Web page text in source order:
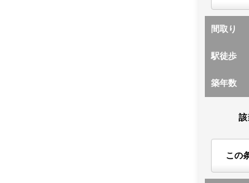
間取り
駅徒歩
築年数
該
この